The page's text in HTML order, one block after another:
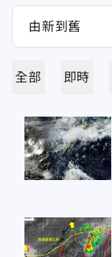
全部 即時